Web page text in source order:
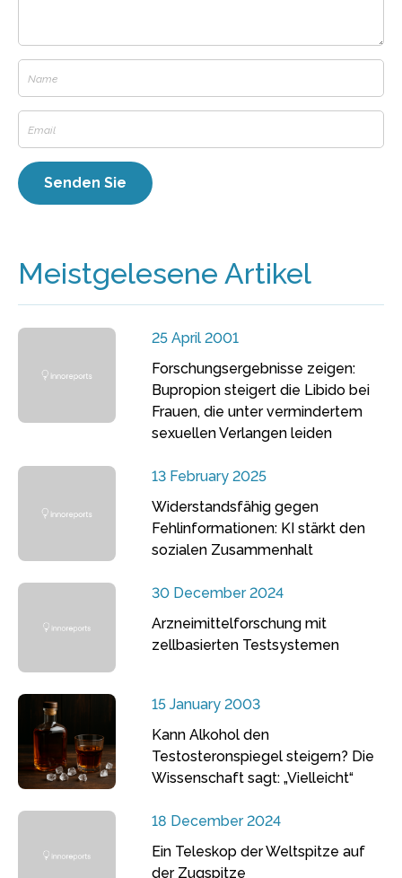
Meistgelesene Artikel
25 April 2001
Forschungsergebnisse zeigen:
Bupropion steigert die Libido bei
Frauen, die unter vermindertem
sexuellen Verlangen leiden
13 February 2025
Widerstandsfähig gegen
Fehlinformationen: KI stärkt den
sozialen Zusammenhalt
30 December 2024
Arzneimittelforschung mit
zellbasierten Testsystemen
15 January 2003
Kann Alkohol den
Testosteronspiegel steigern? Die
Wissenschaft sagt: „Vielleicht“
18 December 2024
Ein Teleskop der Weltspitze auf
der Zugspitze